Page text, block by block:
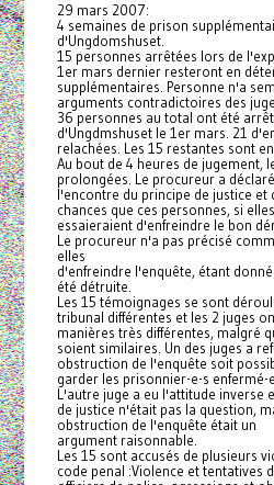
29 mars 2007:
4 semaines de prison
d'Ungdomshuset.
15 personnes arrêtées lors de
1er mars dernier resteront en
supplémentaires. Personne n'a
arguments contradictoires des
36 personnes au total ont été
d'Ungdmshuset le 1er mars. 21
relachées. Les 15 restantes sont
Au bout de 4 heures de jugement,
prolongées. Le procureur a
l'encontre du principe de justice et
chances que ces personnes, si
essaieraient d'enfreindre le bon
Le procureur n'a pas précisé
elles
d'enfreindre l'enquête, étant
été détruite.
Les 15 témoignages se sont
tribunal différentes et les 2 juges
manières très différentes, malgré
soient similaires. Un des juges a
obstruction de l'enquête soit
garder les prisonnier-e-s enfermé-
L'autre juge a eu l'attitude inverse
de justice n'était pas la question,
obstruction de l'enquête était un
argument raisonnable.
Les 15 sont accusés de plusieurs
code penal :Violence et tentatives